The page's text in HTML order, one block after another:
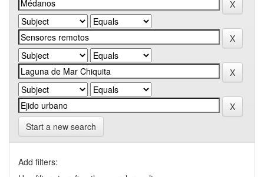
Start a new search
Add filters: